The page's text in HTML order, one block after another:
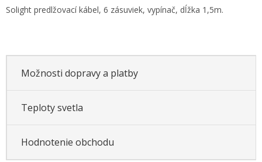
Solight predlžovací kábel, 6 zásuviek, vypínač, dĺžka 1,5m.
Možnosti dopravy a platby
Teploty svetla
Hodnotenie obchodu